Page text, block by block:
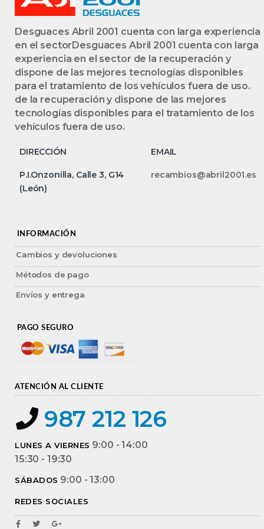
Desguaces Abril 2001 cuenta con larga experiencia
en el sectorDesguaces Abril 2001 cuenta con larga
experiencia en el sector de la recuperación y
dispone de las mejores tecnologías disponibles
para el tratamiento de los vehículos fuera de uso.
de la recuperación y dispone de las mejores
tecnologías disponibles para el tratamiento de los
vehículos fuera de uso.
DIRECCIÓN EMAIL
P.I.Onzonilla, Calle 3, G14
(León)
recambios@abril2001.es
INFORMACIÓN
Cambios y devoluciones
Métodos de pago
Envíos y entrega
PAGO SEGURO
ATENCIÓN AL CLIENTE
987 212 126
LUNES A VIERNES 9:00 - 14:00
15:30 - 19:30
SÁBADOS 9:00 - 13:00
REDES SOCIALES